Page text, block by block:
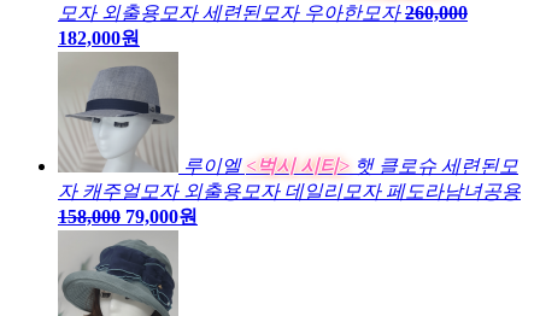
모자 외출용모자 세련된모자 우아한모자 260,000
182,000원
루이엘 <벅시 시티> 햇 클로슈 세련된모
자 캐주얼모자 외출용모자 데일리모자 페도라남녀공용
158,000 79,000원